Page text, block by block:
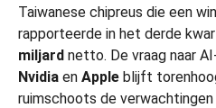
Taiwanese chipreus die een
rapporteerde in het derde
miljard netto. De vraag naar
Nvidia en Apple blijft
ruimschoots de